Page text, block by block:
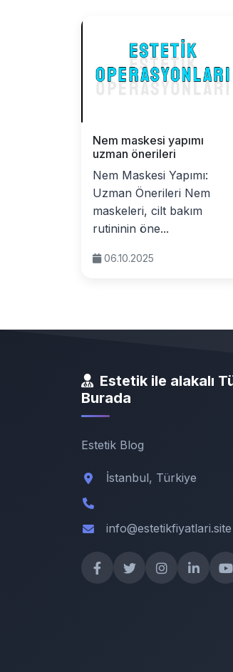
Nem maskesi yapımı
uzman önerileri
Nem Maskesi Yapımı:
Uzman Önerileri Nem
maskeleri, cilt bakım
rutininin öne...
06.10.2025
Estetik ile alakalı
Burada
Estetik Blog
İstanbul, Türkiye
info@estetikfiyatlari.site